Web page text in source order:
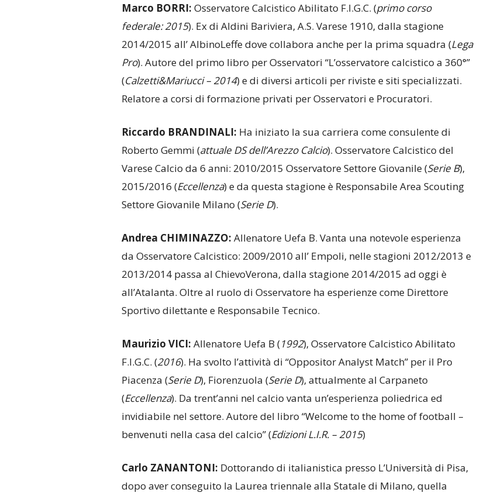
Marco BORRI: Osservatore Calcistico Abilitato F.I.G.C. (primo corso
federale: 2015). Ex di Aldini Bariviera, A.S. Varese 1910, dalla stagione
2014/2015 all’ AlbinoLeffe dove collabora anche per la prima squadra (Lega
Pro). Autore del primo libro per Osservatori “L’osservatore calcistico a 360°”
(Calzetti&Mariucci – 2014) e di diversi articoli per riviste e siti specializzati.
Relatore a corsi di formazione privati per Osservatori e Procuratori.
Riccardo BRANDINALI: Ha iniziato la sua carriera come consulente di
Roberto Gemmi (attuale DS dell’Arezzo Calcio). Osservatore Calcistico del
Varese Calcio da 6 anni: 2010/2015 Osservatore Settore Giovanile (Serie B),
2015/2016 (Eccellenza) e da questa stagione è Responsabile Area Scouting
Settore Giovanile Milano (Serie D).
Andrea CHIMINAZZO: Allenatore Uefa B. Vanta una notevole esperienza
da Osservatore Calcistico: 2009/2010 all’ Empoli, nelle stagioni 2012/2013 e
2013/2014 passa al ChievoVerona, dalla stagione 2014/2015 ad oggi è
all’Atalanta. Oltre al ruolo di Osservatore ha esperienze come Direttore
Sportivo dilettante e Responsabile Tecnico.
Maurizio VICI: Allenatore Uefa B (1992), Osservatore Calcistico Abilitato
F.I.G.C. (2016). Ha svolto l’attività di “Oppositor Analyst Match” per il Pro
Piacenza (Serie D), Fiorenzuola (Serie D), attualmente al Carpaneto
(Eccellenza). Da trent’anni nel calcio vanta un’esperienza poliedrica ed
invidiabile nel settore. Autore del libro “Welcome to the home of football –
benvenuti nella casa del calcio” (Edizioni L.I.R. – 2015)
Carlo ZANANTONI: Dottorando di italianistica presso L’Università di Pisa,
dopo aver conseguito la Laurea triennale alla Statale di Milano, quella